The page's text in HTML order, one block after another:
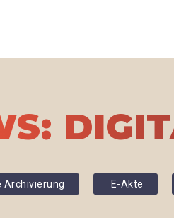
Archivierung E-Akte